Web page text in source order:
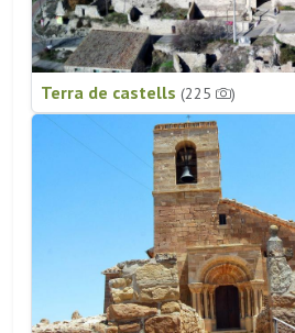
Terra de castells (225 )